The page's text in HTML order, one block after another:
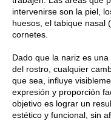
intervenirse son la piel,
huesos, el tabique nasal
cornetes.
Dado que la nariz es
del rostro, cualquier
que sea, influye
expresión y proporción
objetivo es lograr un
estético y funcional, sin